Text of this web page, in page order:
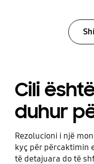
Cili
duhur
Rezolucioni i një
kyç për përcaktimin
të detajuara do të